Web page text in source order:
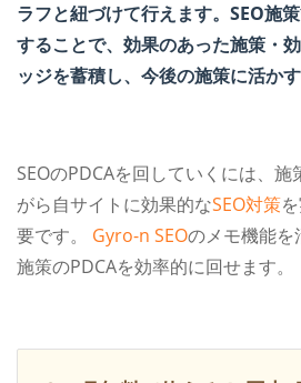
ラフと紐づけて行えます。 SEO施
することで、効果のあった施策・
ッジを蓄積し、今後の施策に活か
SEOのPDCAを回していくには、
がら自サイトに効果的なSEO対策
要です。
Gyro-n SEOのメモ機能を
施策のPDCAを効率的に回せます。